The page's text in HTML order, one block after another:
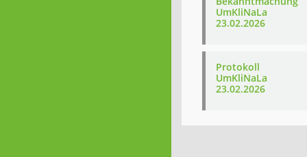
UmKliNaLa
23.02.2026
Protokoll
UmKliNaLa
23.02.2026